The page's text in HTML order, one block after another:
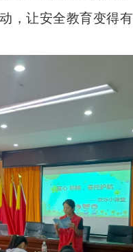
，让安全教育变得